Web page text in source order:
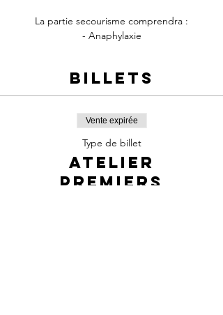
La partie secourisme comprendra :
- Anaphylaxie
Billets
Vente expirée
Type de billet
Atelier
premiers